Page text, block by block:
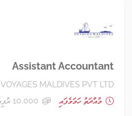
Assistant Accountant
VOYAGES MALDIVES PVT LTD
މުއްދަތު ހަމަވެފައި
10,000 ރުފިޔާ+